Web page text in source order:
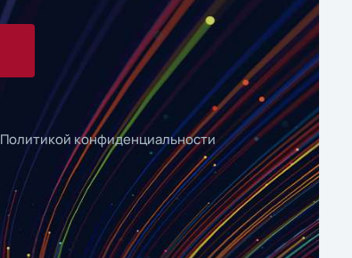
Политикой конфиденциальности